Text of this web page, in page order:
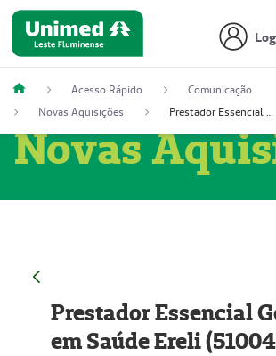
Acesso Rápido
Comunicação
Novas Aquisições
Prestador Essencial Gestão em Saúde Ereli (51004354-7)
Novas
Prestador Essencial
em Saúde Ereli